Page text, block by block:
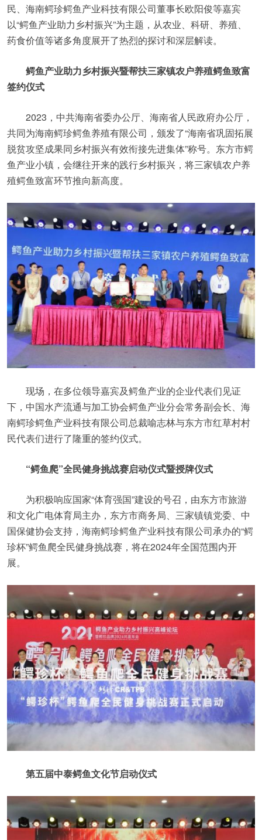
民、海南鳄珍鳄鱼产业科技有限公司董事长欧阳俊等嘉宾
以“鳄鱼产业助力乡村振兴”为主题，从农业、科研、养殖、
药食价值等诸多角度展开了热烈的探讨和深层解读。
鳄鱼产业助力乡村振兴暨帮扶三家镇农户养殖鳄鱼致富
签约仪式
2023，中共海南省委办公厅、海南省人民政府办公厅，
共同为海南鳄珍鳄鱼养殖有限公司，颁发了“海南省巩固拓展
脱贫攻坚成果同乡村振兴有效衔接先进集体”称号。东方市鳄
鱼产业小镇，会继往开来的践行乡村振兴，将三家镇农户养
殖鳄鱼致富环节推向新高度。
现场，在多位领导嘉宾及鳄鱼产业的企业代表们见证
下，中国水产流通与加工协会鳄鱼产业分会常务副会长、海
南鳄珍鳄鱼产业科技有限公司总裁喻志林与东方市红草村村
民代表们进行了隆重的签约仪式。
“鳄鱼爬”全民健身挑战赛启动仪式暨授牌仪式
为积极响应国家“体育强国”建设的号召，由东方市旅游
和文化广电体育局主办，东方市商务局、三家镇镇党委、中
国保健协会支持，海南鳄珍鳄鱼产业科技有限公司承办的“鳄
珍杯”鳄鱼爬全民健身挑战赛，将在2024年全国范围内开
展。
第五届中泰鳄鱼文化节启动仪式